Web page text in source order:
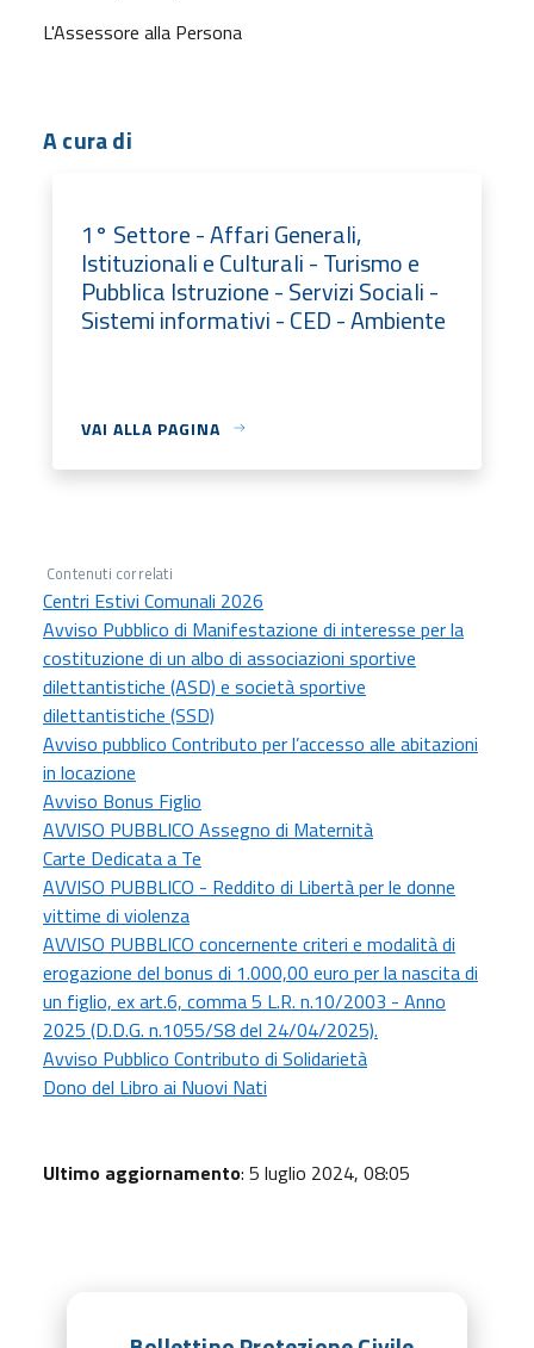
L'Assessore alla Persona
A cura di
1° Settore - Affari Generali,
Istituzionali e Culturali - Turismo e
Pubblica Istruzione - Servizi Sociali -
Sistemi informativi - CED - Ambiente
VAI ALLA PAGINA
Contenuti correlati
Centri Estivi Comunali 2026
Avviso Pubblico di Manifestazione di interesse per la
costituzione di un albo di associazioni sportive
dilettantistiche (ASD) e società sportive
dilettantistiche (SSD)
Avviso pubblico Contributo per l’accesso alle abitazioni
in locazione
Avviso Bonus Figlio
AVVISO PUBBLICO Assegno di Maternità
Carte Dedicata a Te
AVVISO PUBBLICO - Reddito di Libertà per le donne
vittime di violenza
AVVISO PUBBLICO concernente criteri e modalità di
erogazione del bonus di 1.000,00 euro per la nascita di
un figlio, ex art.6, comma 5 L.R. n.10/2003 - Anno
2025 (D.D.G. n.1055/S8 del 24/04/2025).
Avviso Pubblico Contributo di Solidarietà
Dono del Libro ai Nuovi Nati
Ultimo aggiornamento: 5 luglio 2024, 08:05